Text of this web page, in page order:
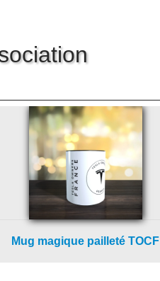
Mug magique pailleté TOCF